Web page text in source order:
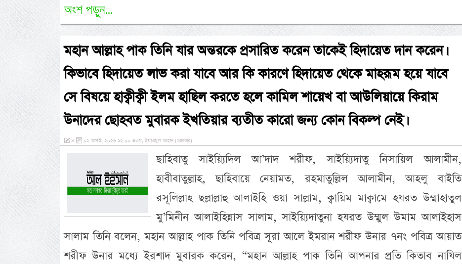
অংশ পড়ুন...
মহান আল্লাহ পাক তিনি যার অন্তরকে প্রসারিত করেন তাকেই হিদায়েত দান করেন।
কিভাবে হিদায়েত লাভ করা যাবে আর কি কারণে হিদায়েত থেকে মাহরূম হয়ে যাবে
সে বিষয়ে হাক্বীক্বী ইলম হাছিল করতে হলে কামিল শায়েখ বা আউলিয়ায়ে কিরাম
উনাদের ছোহবত মুবারক ইখতিয়ার ব্যতীত কারো জন্য কোন বিকল্প নেই।
» ০২ আগস্ট, ২০২৬ ১২:০০ এএম, ইয়াওমুল আহাদ (রোববার)
ছাহিবাতু সাইয়্যিদিল আ’দাদ শরীফ, সাইয়্যিদাতু নিসায়িল আলামীন,
হাবীবাতুল্লাহ, ছাহিবায়ে নেয়ামত, রহমাতুল্লিল আলামীন, আহলু বাইতি
রসূলিল্লাহ ছল্লাল্লাহু আলাইহি ওয়া সাল্লাম, ক্বায়িম মাক্বামে হযরত উম্মাহাতুল
মু’মিনীন আলাইহিন্নাস সালাম, সাইয়্যিদাতুনা হযরত উম্মুল উমাম আলাইহাস
সালাম তিনি বলেন, মহান আল্লাহ পাক তিনি পবিত্র সূরা আলে ইমরান শরীফ উনার ৭নং পবিত্র আয়াত
শরীফ উনার মধ্যে ইরশাদ মুবারক করেন, “মহান আল্লাহ পাক তিনি আপনার প্রতি কিতাব নাযিল